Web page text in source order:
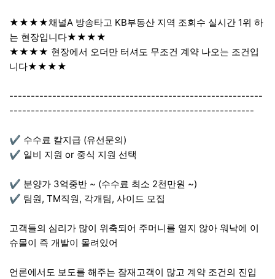
★★★★채널A 방송타고 KB부동산 지역 조회수 실시간 1위 하
는 현장입니다★★★★
★★★★ 현장에서 오더만 터셔도 무조건 계약 나오는 조건입
니다★★★★
-----------------------------------------------------------
---------------------------------------------------------
✔ 수수료 칼지급 (유선문의)
✔ 일비 지원 or 중식 지원 선택
✔ 분양가 3억중반 ~ (수수료 최소 2천만원 ~)
✔ 팀원, TM직원, 각개팀, 사이드 모집
고객들의 심리가 많이 위축되어 주머니를 열지 않아 워낙에 이
슈몰이 즉 개발이 몰려있어
언론에서도 보도를 해주는 잠재고객이 많고 계약 조건의 진입